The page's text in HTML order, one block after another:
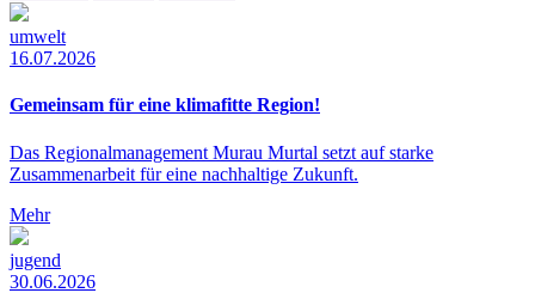
umwelt
16.07.2026
Gemeinsam für eine klimafitte Region!
Das Regionalmanagement Murau Murtal setzt auf starke
Zusammenarbeit für eine nachhaltige Zukunft.
Mehr
jugend
30.06.2026